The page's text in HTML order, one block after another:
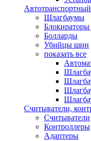
Шлагбаумы
Блокираторы
Болларды
Убийцы шин
показать все
Считыватели,
Считыватели
Контроллеры
Адаптеры